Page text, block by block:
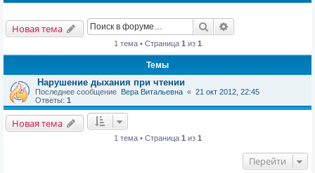
Новая тема Поиск
1 тема • Страница 1 из 1
Темы
Нарушение дыхания при чтении
Последнее сообщение Вера Витальевна « 21 окт 2012, 22:45
Ответы: 1
Новая тема
1 тема • Страница 1 из 1
Перейти